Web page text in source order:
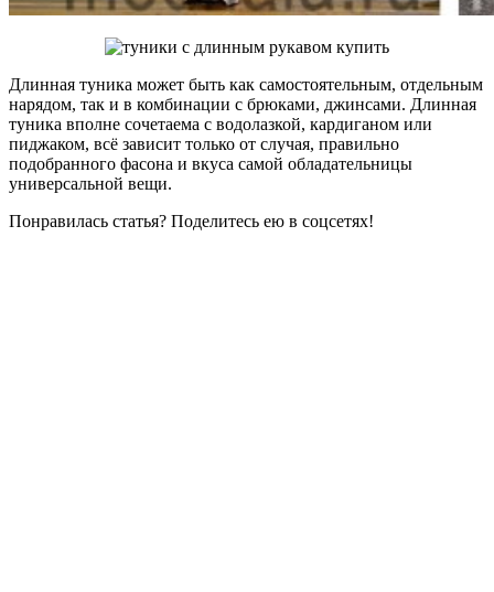
Длинная туника может быть как самостоятельным, отдельным
нарядом, так и в комбинации с брюками, джинсами. Длинная
туника вполне сочетаема с водолазкой, кардиганом или
пиджаком, всё зависит только от случая, правильно
подобранного фасона и вкуса самой обладательницы
универсальной вещи.
Понравилась статья? Поделитесь ею в соцсетях!